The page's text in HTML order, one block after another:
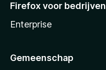
Firefox voor bedrijven
Enterprise
Gemeenschap